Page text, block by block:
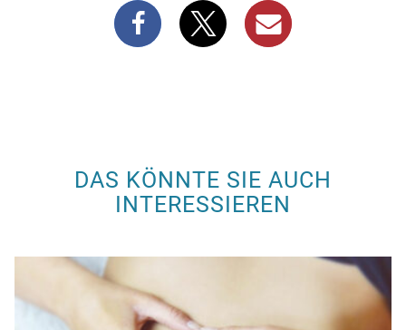
DAS KÖNNTE SIE AUCH
INTERESSIEREN